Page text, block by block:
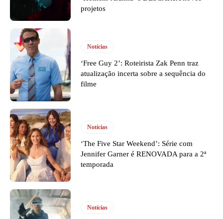
projetos
Notícias
‘Free Guy 2’: Roteirista Zak Penn traz
atualização incerta sobre a sequência do
filme
Notícias
‘The Five Star Weekend’: Série com
Jennifer Garner é RENOVADA para a 2ª
temporada
Notícias